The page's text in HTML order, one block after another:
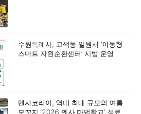
수원특례시, 고색동 일원서 ‘이동형
스마트 자원순환센터’ 시범 운영
멘사코리아, 역대 최대 규모의 여름
모꼬지 ‘2026 멘사 마법학교’ 성료